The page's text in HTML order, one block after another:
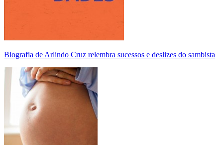
Biografia de Arlindo Cruz relembra sucessos e deslizes do sambista